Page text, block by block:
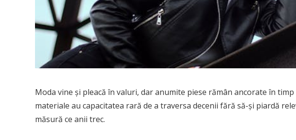
Moda vine și pleacă în valuri, dar anumite piese rămân ancorate în
materiale au capacitatea rară de a traversa decenii fără să-și piardă
măsură ce anii trec.